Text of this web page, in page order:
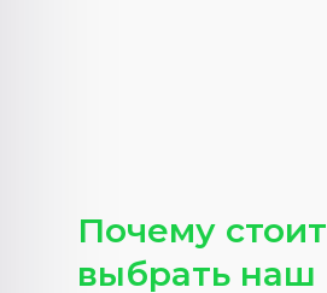
Почему стоит
выбрать наш